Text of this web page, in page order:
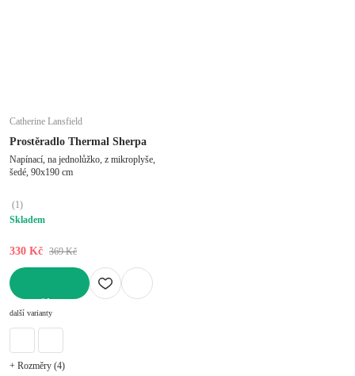
Catherine Lansfield
Prostěradlo Thermal Sherpa
Napínací, na jednolůžko, z mikroplyše,
šedé, 90x190 cm
(1)
Skladem
330 Kč 369 Kč
další varianty
+ Rozměry (4)